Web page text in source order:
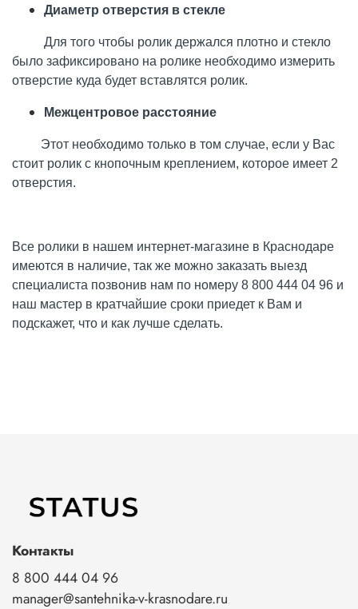
Диаметр отверстия в стекле
Для того чтобы ролик держался плотно и стекло
было зафиксировано на ролике необходимо измерить
отверстие куда будет вставлятся ролик.
Межцентровое расстояние
Этот необходимо только в том случае, если у Вас
стоит ролик с кнопочным креплением, которое имеет 2
отверстия.
Все ролики в нашем интернет-магазине в Краснодаре
имеются в наличие, так же можно заказать выезд
специалиста позвонив нам по номеру 8 800 444 04 96 и
наш мастер в кратчайшие сроки приедет к Вам и
подскажет, что и как лучше сделать.
Контакты
8 800 444 04 96
manager@santehnika-v-krasnodare.ru